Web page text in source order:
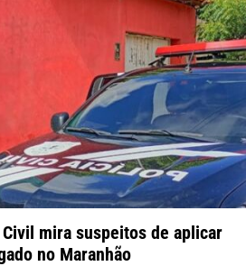
mira suspeitos de aplicar
no Maranhão